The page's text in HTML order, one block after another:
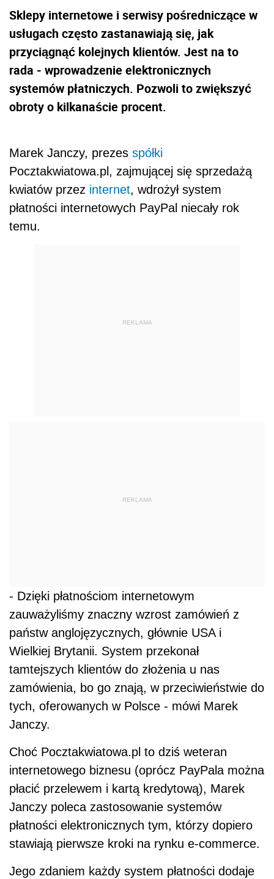
Sklepy internetowe i serwisy pośredniczące w
usługach często zastanawiają się, jak
przyciągnąć kolejnych klientów. Jest na to
rada - wprowadzenie elektronicznych
systemów płatniczych. Pozwoli to zwiększyć
obroty o kilkanaście procent.
Marek Janczy, prezes spółki
Pocztakwiatowa.pl, zajmującej się sprzedażą
kwiatów przez internet, wdrożył system
płatności internetowych PayPal niecały rok
temu.
REKLAMA
REKLAMA
- Dzięki płatnościom internetowym
zauważyliśmy znaczny wzrost zamówień z
państw anglojęzycznych, głównie USA i
Wielkiej Brytanii. System przekonał
tamtejszych klientów do złożenia u nas
zamówienia, bo go znają, w przeciwieństwie do
tych, oferowanych w Polsce - mówi Marek
Janczy.
Choć Pocztakwiatowa.pl to dziś weteran
internetowego biznesu (oprócz PayPala można
płacić przelewem i kartą kredytową), Marek
Janczy poleca zastosowanie systemów
płatności elektronicznych tym, którzy dopiero
stawiają pierwsze kroki na rynku e-commerce.
Jego zdaniem każdy system płatności dodaje